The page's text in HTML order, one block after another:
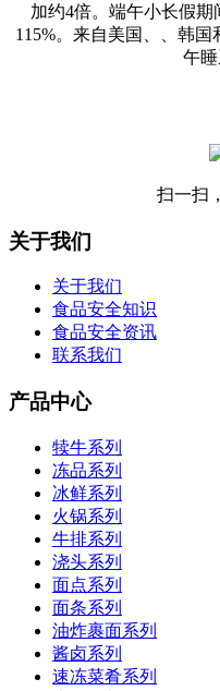
加约4倍。端午小长假
115%。来自美国、、韩
午睡
扫一扫
关于我们
关于我们
食品安全知识
食品安全资讯
联系我们
产品中心
犊牛系列
冻品系列
冰鲜系列
火锅系列
牛排系列
浇头系列
面点系列
面条系列
油炸裹面系列
酱卤系列
速冻菜肴系列